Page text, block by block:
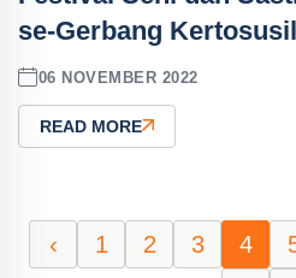
se-Gerbang
06 NOVEMBER 2022
READ MORE
‹ 1 2 3 4